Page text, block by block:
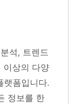
석, 트렌드
이상의 다양
랫폼입니다.
정보를 한